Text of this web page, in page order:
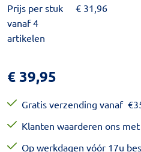
Prijs per stuk
vanaf 4
artikelen
€ 31,96
€39,95
Gratis verzending vanaf €
Klanten waarderen ons
Op werkdagen vóór 17u